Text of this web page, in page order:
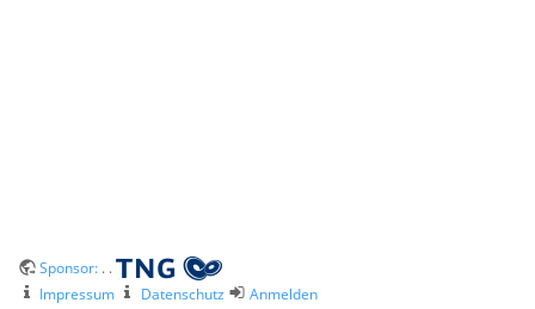
Sponsor: . .
Impressum
Datenschutz Anmelden